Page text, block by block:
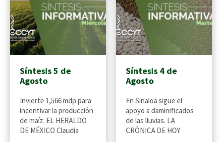
Síntesis 5 de
Agosto
Invierte 1,566 mdp para
incentivar la producción
de maíz. EL HERALDO
DE MÉXICO Claudia
Síntesis 4 de
Agosto
En Sinaloa sigue el
apoyo a daminificados
de las lluvias. LA
CRÓNICA DE HOY